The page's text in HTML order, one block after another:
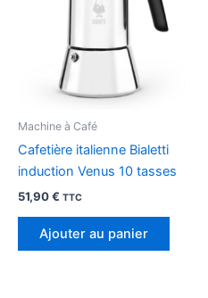
Machine à Café
Cafetière italienne Bialetti
induction Venus 10 tasses
51,90€ TTC
Ajouter au panier